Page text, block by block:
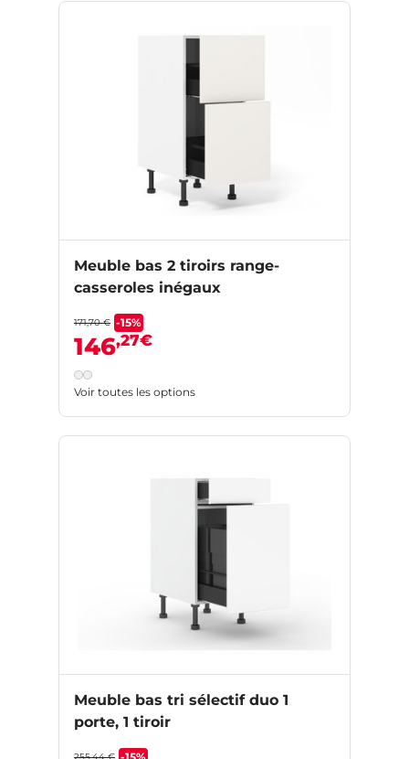
Meuble bas 2 tiroirs range-
casseroles inégaux
171,70 € -15%
146,27€
Voir toutes les options
Meuble bas tri sélectif duo 1
porte, 1 tiroir